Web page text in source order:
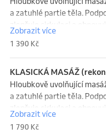
a zatuhlé partie těla.
zlepšuje cirkulaci a
pohybu. Vhodná pro
znovunalezení vitality.
Zobrazit více
1 390 Kč
KLASICKÁ MASÁŽ
Hloubkově uvolňující
a zatuhlé partie těla.
zlepšuje cirkulaci a
pohybu. Vhodná pro
znovunalezení vitality.
Zobrazit více
1 790 Kč